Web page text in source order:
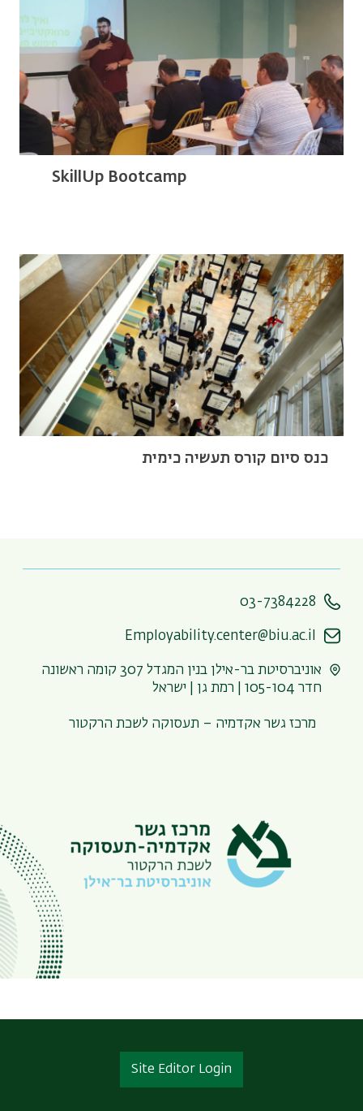
SkillUp Bootcamp
כנס סיום קורס תעשיה כימית
03-7384228
Employability.center@biu.ac.il
אוניברסיטת בר-אילן בנין המגדל 307 קומה ראשונה
חדר 105-104 | רמת גן | ישראל
מרכז גשר אקדמיה – תעסוקה לשכת הרקטור
Site Editor Login